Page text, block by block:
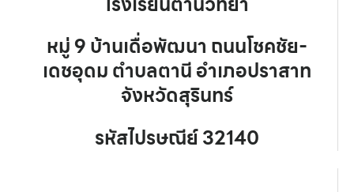
หมู่ 9 บ้านเดื่อพัฒนา ถนนโชคชัย-
เดชอุดม ตำบลตานี อำเภอปราสาท
จังหวัดสุรินทร์
รหัสไปรษณีย์ 32140